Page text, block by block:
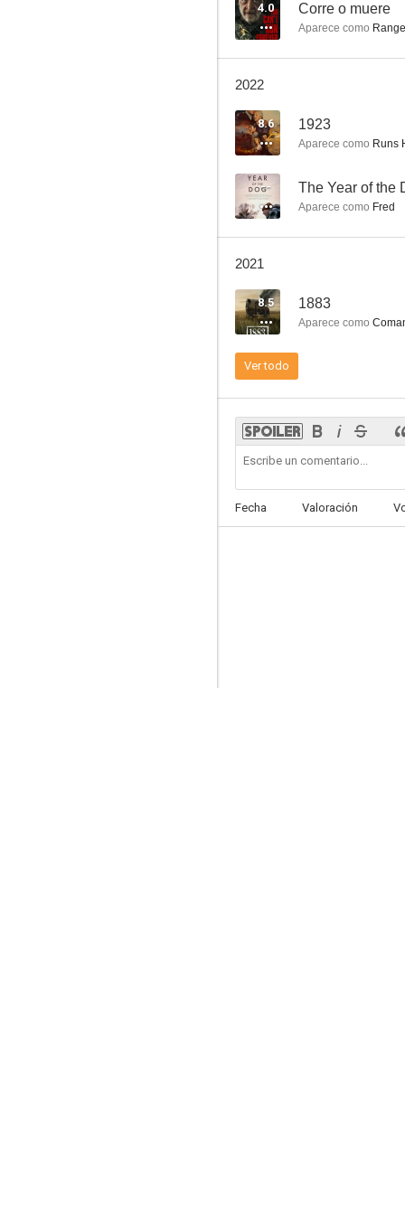
--
4.0 Corre o muere
Aparece como
2022
8.6 1923
Aparece como Runs
-- The Year of the
Aparece como Fred
2021
8.5 1883
Aparece como
Ver todo
Fecha Valoración